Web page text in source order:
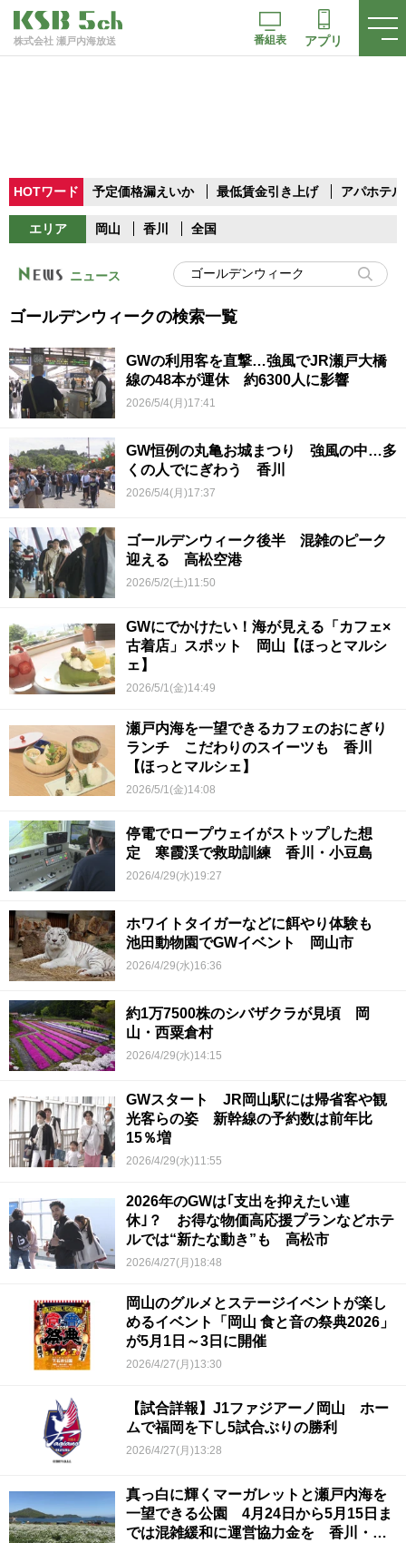
株式会社 瀬戸内海放送 番組表 アプリ
HOTワード 予定価格漏えいか 最低賃金引き上げ アパホテル
エリア 岡山 香川 全国
ニュース
ゴールデンウィークの検索一覧
GWの利用客を直撃…強風でJR瀬戸大橋
線の48本が運休 約6300人に影響
2026/5/4(月)17:41
GW恒例の丸亀お城まつり 強風の中…多
くの人でにぎわう 香川
2026/5/4(月)17:37
ゴールデンウィーク後半 混雑のピーク
迎える 高松空港
2026/5/2(土)11:50
GWにでかけたい！海が見える「カフェ×
古着店」スポット 岡山【ほっとマルシ
ェ】
2026/5/1(金)14:49
瀬戸内海を一望できるカフェのおにぎり
ランチ こだわりのスイーツも 香川
【ほっとマルシェ】
2026/5/1(金)14:08
停電でロープウェイがストップした想
定 寒霞渓で救助訓練 香川・小豆島
2026/4/29(水)19:27
ホワイトタイガーなどに餌やり体験も
池田動物園でGWイベント 岡山市
2026/4/29(水)16:36
約1万7500株のシバザクラが見頃 岡
山・西粟倉村
2026/4/29(水)14:15
GWスタート JR岡山駅には帰省客や観
光客らの姿 新幹線の予約数は前年比
15％増
2026/4/29(水)11:55
2026年のGWは｢支出を抑えたい連
休｣？ お得な物価高応援プランなどホテ
ルでは“新たな動き”も 高松市
2026/4/27(月)18:48
岡山のグルメとステージイベントが楽し
めるイベント「岡山 食と音の祭典2026」
が5月1日～3日に開催
2026/4/27(月)13:30
【試合詳報】J1ファジアーノ岡山 ホー
ムで福岡を下し5試合ぶりの勝利
2026/4/27(月)13:28
真っ白に輝くマーガレットと瀬戸内海を
一望できる公園 4月24日から5月15日ま
では混雑緩和に運営協力金を 香川・三